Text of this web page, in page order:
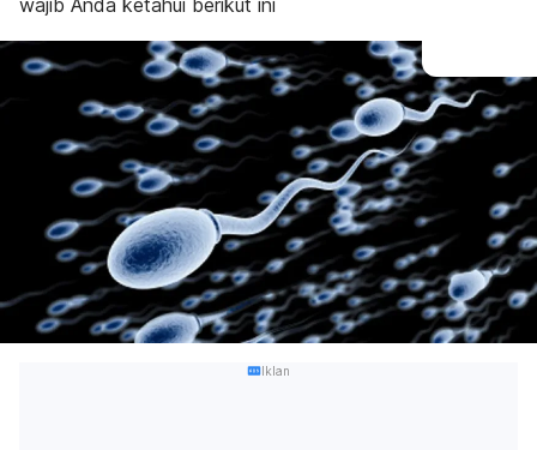
wajib Anda ketahui berikut ini
Iklan